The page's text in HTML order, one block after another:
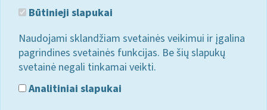
Būtinieji slapukai
Naudojami sklandžiam svetainės veikimui ir įgalina
pagrindines svetainės funkcijas. Be šių slapukų
svetainė negali tinkamai veikti.
Analitiniai slapukai